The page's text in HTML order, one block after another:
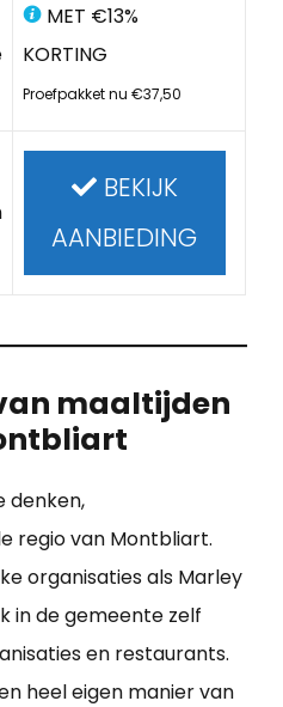
MET €13%
KORTING
Proefpakket nu €37,50
BEKIJK
AANBIEDING
maaltijden
denken,
regio van Montbliart.
organisaties als Marley
in de gemeente zelf
en restaurants.
heel eigen manier van